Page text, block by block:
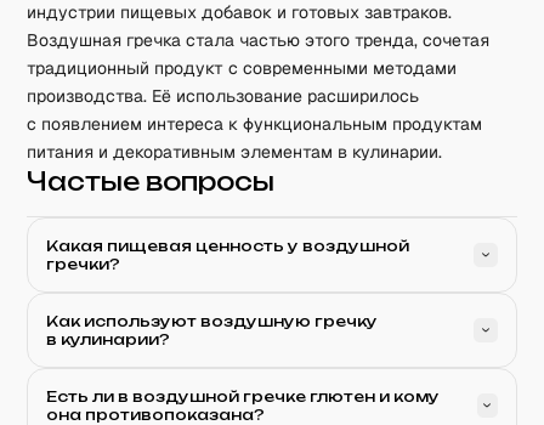
индустрии пищевых добавок и готовых завтраков.
Воздушная гречка стала частью этого тренда, сочетая
традиционный продукт с современными методами
производства. Её использование расширилось
с появлением интереса к функциональным продуктам
питания и декоративным элементам в кулинарии.
Частые вопросы
Какая пищевая ценность у воздушной
гречки?
Как используют воздушную гречку
в кулинарии?
Есть ли в воздушной гречке глютен и кому
она противопоказана?